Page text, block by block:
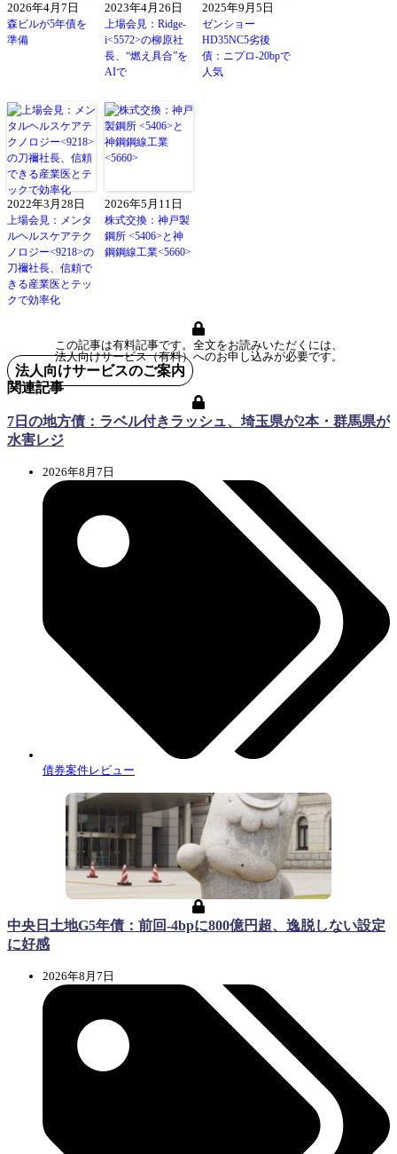
2026年4月7日
森ビルが5年債を
準備
2023年4月26日
上場会見：Ridge-
i<5572>の柳原社
長、“燃え具合”を
AIで
2025年9月5日
ゼンショー
HD35NC5劣後
債：ニプロ-20bpで
人気
2022年3月28日
上場会見：メンタ
ルヘルスケアテク
ノロジー<9218>の
刀禰社長、信頼で
きる産業医とテッ
クで効率化
2026年5月11日
株式交換：神戸製
鋼所 <5406>と神
鋼鋼線工業<5660>
この記事は有料記事です。全文をお読みいただくには、
法人向けサービス（有料）へのお申し込みが必要です。
法人向けサービスのご案内
関連記事
7日の地方債：ラベル付きラッシュ、埼玉県が2本・群馬県が
水害レジ
2026年8月7日
債券案件レビュー
中央日土地G5年債：前回-4bpに800億円超、逸脱しない設定
に好感
2026年8月7日